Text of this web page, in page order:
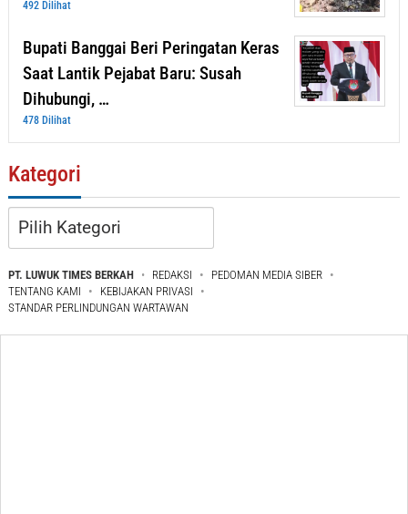
492 Dilihat
Bupati Banggai Beri Peringatan Keras
Saat Lantik Pejabat Baru: Susah
Dihubungi, …
478 Dilihat
Kategori
Kategori
PT. LUWUK TIMES BERKAH REDAKSI
PEDOMAN MEDIA SIBER
TENTANG KAMI
KEBIJAKAN PRIVASI
STANDAR PERLINDUNGAN WARTAWAN